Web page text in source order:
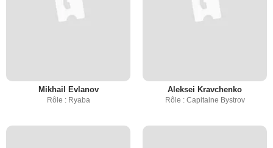
Mikhail Evlanov
Rôle : Ryaba
Aleksei Kravchenko
Rôle : Capitaine Bystrov